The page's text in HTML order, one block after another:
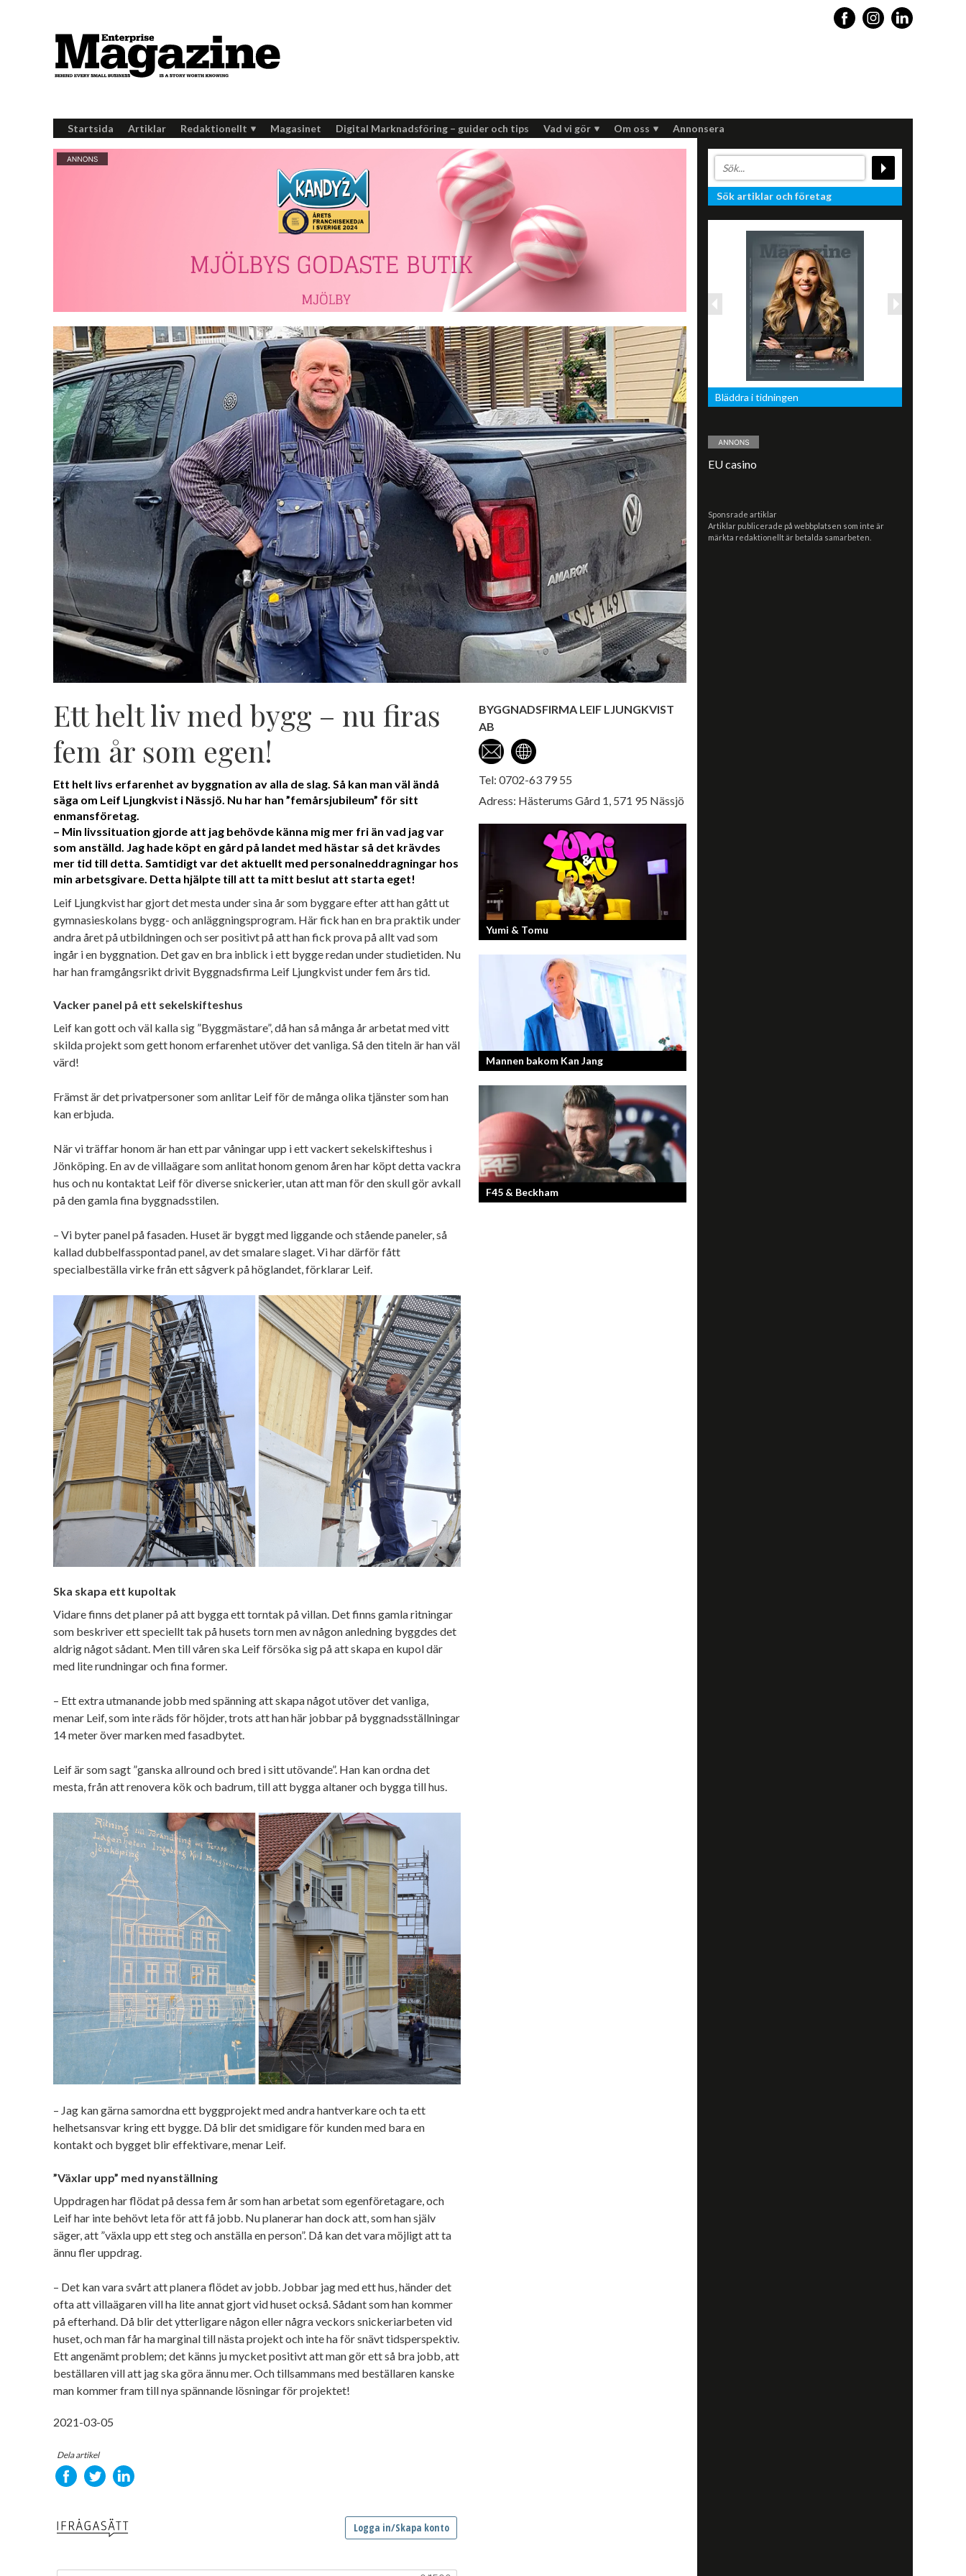
Startsida Artiklar Redaktionellt Magasinet Digital Marknadsföring – guider och tips Vad vi gör Om oss Annonsera
Ett helt liv med bygg – nu firas
fem år som egen!
Ett helt livs erfarenhet av byggnation av alla de slag. Så kan man väl ändå
säga om Leif Ljungkvist i Nässjö. Nu har han ”femårsjubileum” för sitt
enmansföretag.
– Min livssituation gjorde att jag behövde känna mig mer fri än vad jag var
som anställd. Jag hade köpt en gård på landet med hästar så det krävdes
mer tid till detta. Samtidigt var det aktuellt med personalneddragningar hos
min arbetsgivare. Detta hjälpte till att ta mitt beslut att starta eget!
Leif Ljungkvist har gjort det mesta under sina år som byggare efter att han gått ut
gymnasieskolans bygg- och anläggningsprogram. Här fick han en bra praktik under
andra året på utbildningen och ser positivt på att han fick prova på allt vad som
ingår i en byggnation. Det gav en bra inblick i ett bygge redan under studietiden. Nu
har han framgångsrikt drivit Byggnadsfirma Leif Ljungkvist under fem års tid.
Vacker panel på ett sekelskifteshus
Leif kan gott och väl kalla sig ”Byggmästare”, då han så många år arbetat med vitt
skilda projekt som gett honom erfarenhet utöver det vanliga. Så den titeln är han väl
värd!
Främst är det privatpersoner som anlitar Leif för de många olika tjänster som han
kan erbjuda.
När vi träffar honom är han ett par våningar upp i ett vackert sekelskifteshus i
Jönköping. En av de villaägare som anlitat honom genom åren har köpt detta vackra
hus och nu kontaktat Leif för diverse snickerier, utan att man för den skull gör avkall
på den gamla fina byggnadsstilen.
– Vi byter panel på fasaden. Huset är byggt med liggande och stående paneler, så
kallad dubbelfasspontad panel, av det smalare slaget. Vi har därför fått
specialbeställa virke från ett sågverk på höglandet, förklarar Leif.
Ska skapa ett kupoltak
Vidare finns det planer på att bygga ett torntak på villan. Det finns gamla ritningar
som beskriver ett speciellt tak på husets torn men av någon anledning byggdes det
aldrig något sådant. Men till våren ska Leif försöka sig på att skapa en kupol där
med lite rundningar och fina former.
– Ett extra utmanande jobb med spänning att skapa något utöver det vanliga,
menar Leif, som inte räds för höjder, trots att han här jobbar på byggnadsställningar
14 meter över marken med fasadbytet.
Leif är som sagt ”ganska allround och bred i sitt utövande”. Han kan ordna det
mesta, från att renovera kök och badrum, till att bygga altaner och bygga till hus.
– Jag kan gärna samordna ett byggprojekt med andra hantverkare och ta ett
helhetsansvar kring ett bygge. Då blir det smidigare för kunden med bara en
kontakt och bygget blir effektivare, menar Leif.
”Växlar upp” med nyanställning
Uppdragen har flödat på dessa fem år som han arbetat som egenföretagare, och
Leif har inte behövt leta för att få jobb. Nu planerar han dock att, som han själv
säger, att ”växla upp ett steg och anställa en person”. Då kan det vara möjligt att ta
ännu fler uppdrag.
– Det kan vara svårt att planera flödet av jobb. Jobbar jag med ett hus, händer det
ofta att villaägaren vill ha lite annat gjort vid huset också. Sådant som han kommer
på efterhand. Då blir det ytterligare någon eller några veckors snickeriarbeten vid
huset, och man får ha marginal till nästa projekt och inte ha för snävt tidsperspektiv.
Ett angenämt problem; det känns ju mycket positivt att man gör ett så bra jobb, att
beställaren vill att jag ska göra ännu mer. Och tillsammans med beställaren kanske
man kommer fram till nya spännande lösningar för projektet!
2021-03-05
Dela artikel
BYGGNADSFIRMA LEIF LJUNGKVIST
AB
Tel: 0702-63 79 55
Adress: Hästerums Gård 1, 571 95 Nässjö
Yumi & Tomu
Läs mer om deras liv som YouTubers och
Entreprenörer
Mannen bakom Kan Jang
Georg Wikman är grundaren bakom
hälsopreparaten Arctic Root, Kan Jang,
Chisan och nya Adapt-serien.
F45 & Beckham
Sök artiklar och företag
Bläddra i tidningen
EU casino
Sponsrade artiklar
Artiklar publicerade på webbplatsen som inte är
märkta redaktionellt är betalda samarbeten.